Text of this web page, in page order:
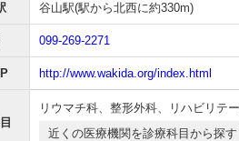
谷山駅(駅から北西に約330m)
099-269-2271
http://www.wakida.org/index.html
リウマチ科、 整形外科、
リハビリテ
近くの医療機関を診療科目から探す